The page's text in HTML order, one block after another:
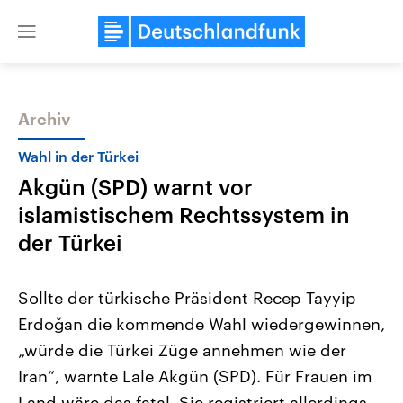
Close
Themen
Landtagswahl Sachsen-Anhalt
2026
Alle Informationen
Sachsen-Anhalt wählt am 6.
September 2026 einen neuen
Landtag. Seit 2021 wird das
Bundesland von einer Koalition aus
Aktuelle Beiträge,
Hintergründe
Wirtschaftlich und
gehören die Vereinigten
den mächtigsten Ländern
mit großem Einfluss auf
Archiv
Wahl in der Türkei
Akgün (SPD) warnt vor
islamistischem Rechtssystem in
der Türkei
Sollte der türkische Präsident Recep Tayyip
Erdoğan die kommende Wahl wiedergewinnen,
„würde die Türkei Züge annehmen wie der
Iran“, warnte Lale Akgün (SPD). Für Frauen im